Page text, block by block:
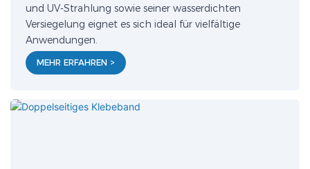
und UV-Strahlung sowie seiner wasserdichten
Versiegelung eignet es sich ideal für vielfältige
Anwendungen.
MEHR ERFAHREN >